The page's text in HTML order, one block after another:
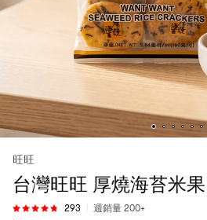
旺旺
台灣旺旺 厚燒海苔米
293 週銷量 200+